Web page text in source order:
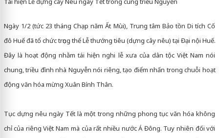
Ngày 1/2 (tức 23 tháng Chạp năm Ất Mùi), Trung tâm Bảo tồn Di tích Cố
đô Huế đã tổ chức trọng thể Lễ thướng tiêu (dựng cây nêu) tại Đại nội Huế.
Đây là hoạt động nhằm tái hiện nghi lễ xưa của dân tộc Việt Nam nói
chung, triều đình nhà Nguyễn nói riêng, tạo điểm nhấn trong chuỗi hoạt
động văn hóa mừng Xuân Bính Thân.
Tục dựng nêu ngày Tết là một trong những phong tục văn hóa không
chỉ của riêng Việt Nam mà của rất nhiều nước Á Đông. Tuy nhiên đối với